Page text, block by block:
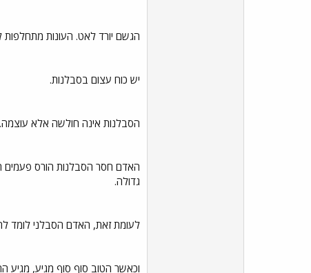
הגשם יורד לאט. העונות
יש כוח עצום בסבלנות.
הסבלנות אינה חולשה אלא
האדם חסר הסבלנות הורס פעמים
גדולה.
לעומת זאת, האדם הסבלני לומד
וכאשר הטוב סוף סוף מגיע, מגיע